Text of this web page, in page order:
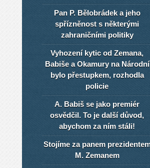
Pan P. Bělobrádek a jeho
spřízněnost s některými
zahraničními politiky
Vyhození kytic od Zemana,
Babiše a Okamury na Národní
bylo přestupkem, rozhodla
policie
A. Babiš se jako premiér
osvědčil. To je další důvod,
abychom za ním stáli!
Stojíme za panem
M. Zemanem